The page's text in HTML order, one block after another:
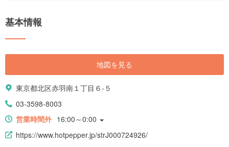
基本情報
地図を見る
東京都北区赤羽南１丁目６-５
03-3598-8003
営業時間外 16:00～0:00
https://www.hotpepper.jp/strJ000724926/